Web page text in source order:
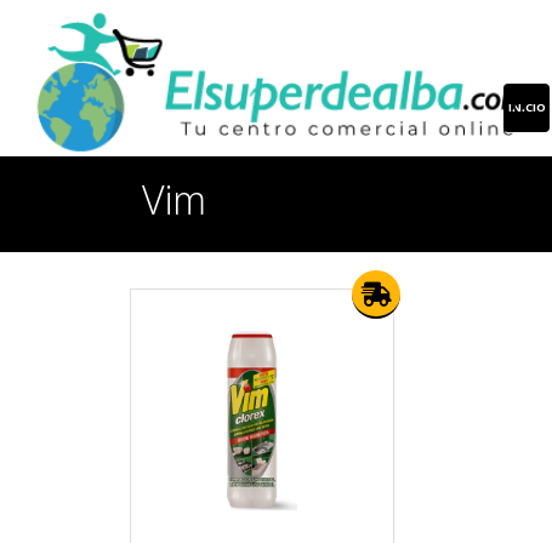
INICIO
Vim